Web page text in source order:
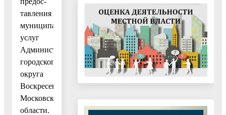
тав­ления
муниципальных
услуг
Администрации
городского
округа
Воскресенск
Московской
области.